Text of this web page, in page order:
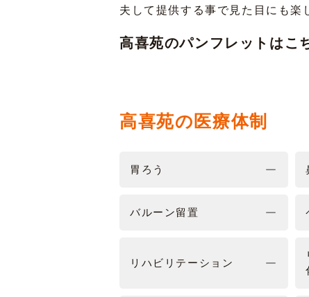
夫して提供する事で見た目にも楽
高喜苑のパンフレットはこ
高喜苑の医療体制
胃ろう
バルーン留置
リハビリテーション